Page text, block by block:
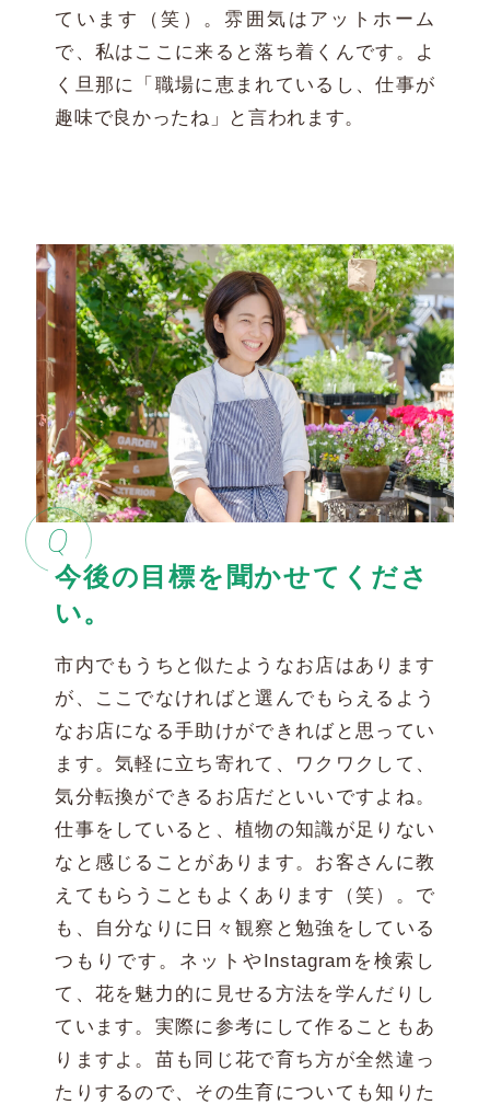
ています（笑）。雰囲気はアットホーム
で、私はここに来ると落ち着くんです。よ
く旦那に「職場に恵まれているし、仕事が
趣味で良かったね」と言われます。
Q
今後の目標を聞かせてくださ
い。
市内でもうちと似たようなお店はあります
が、ここでなければと選んでもらえるよう
なお店になる手助けができればと思ってい
ます。気軽に立ち寄れて、ワクワクして、
気分転換ができるお店だといいですよね。
仕事をしていると、植物の知識が足りない
なと感じることがあります。お客さんに教
えてもらうこともよくあります（笑）。で
も、自分なりに日々観察と勉強をしている
つもりです。ネットやInstagramを検索し
て、花を魅力的に見せる方法を学んだりし
ています。実際に参考にして作ることもあ
りますよ。苗も同じ花で育ち方が全然違っ
たりするので、その生育についても知りた